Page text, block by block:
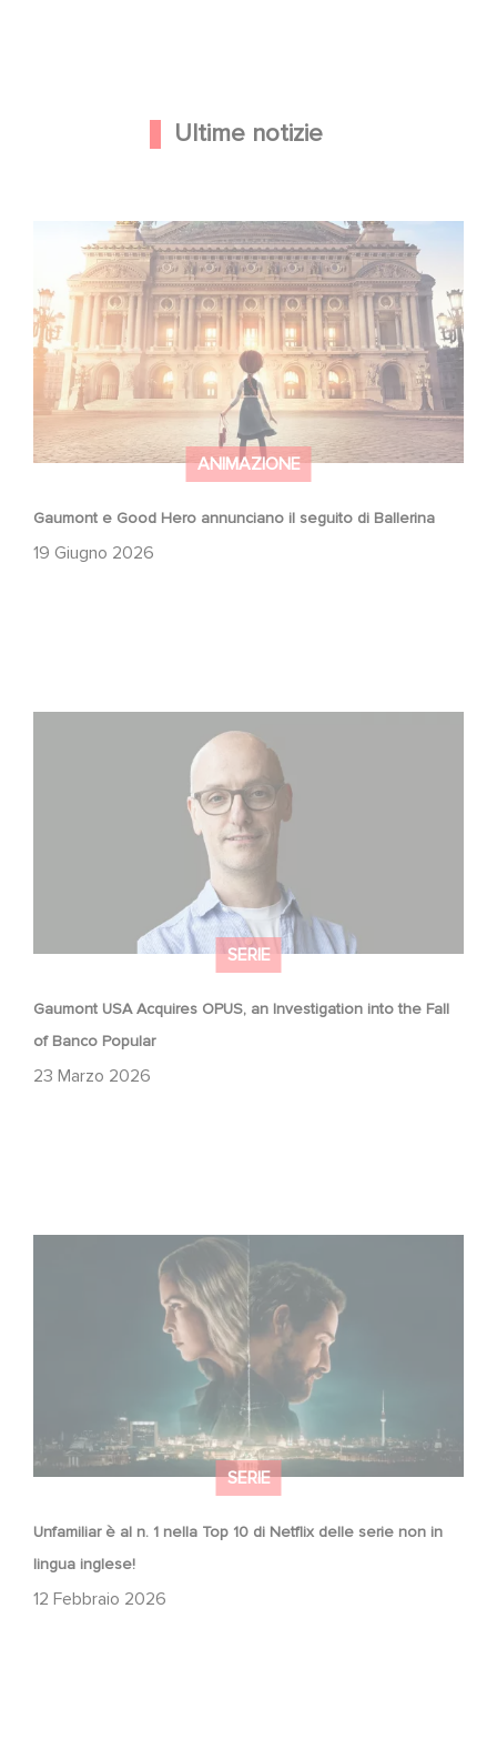
Ultime notizie
ANIMAZIONE
Gaumont e Good Hero annunciano il seguito di Ballerina
19 Giugno 2026
Gaumont e Good Hero annunciano il seguito di Ballerina
SERIE
Gaumont USA Acquires OPUS, an Investigation into the Fall
of Banco Popular
23 Marzo 2026
SERIE
Unfamiliar è al n. 1 nella Top 10 di Netflix delle serie non in
lingua inglese!
12 Febbraio 2026
Unfamiliar è al n. 1 nella Top 10 di Netflix delle serie non in